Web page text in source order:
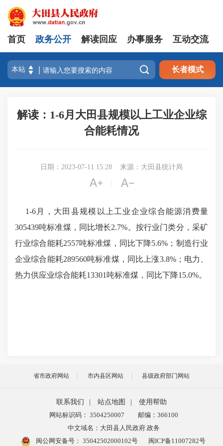
首页 政务公开 解读回应 办事服务 互动交流
 长者模式
解读：1-6月大田县规模以上工业企业综
合能耗情况
日期：2023-07-11 15:28 来源：大田县统计局
 
1-6月
，大田县规模以上工业企业综合能源消费量
305439吨标准煤，同比增长2.7%。按行业门类分，采矿
行业综合能耗2557吨标准煤，同比下降5.6%；制造行业
企业综合能耗289560吨标准煤，同比上涨3.8%；电力、
热力供应业综合能耗13301吨标准煤，同比下降15.0%。
省市政府网站 市内县区网站 县级政府部门网站
联系我们 站点地图
使用帮助
网站标识码： 3504250007
邮编：366100
中文域名：大田县人民政府.政务
闽公网安备号： 35042502000102号 闽ICP备11007282号